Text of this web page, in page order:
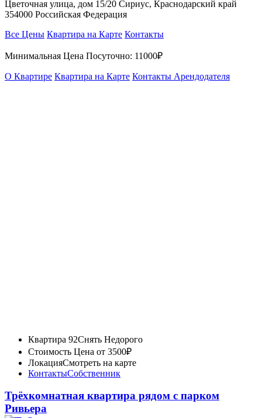
Цветочная улица, дом 15/20 Сириус, Краснодарский край
354000 Российская Федерация
Все Цены Квартира на Карте Контакты
Минимальная Цена Посуточно: 11000₽
О Квартире Квартира на Карте Контакты Арендодателя
Квартира 92Снять Недорого
Стоимость Цена от 3500₽
ЛокацияСмотреть на карте
КонтактыСобственник
Трёхкомнатная квартира рядом с парком
Ривьера